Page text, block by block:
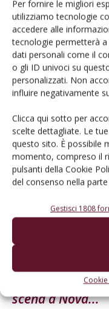
Per fornire le migliori
utilizziamo tecnologie
accedere alle
tecnologie permetterà
dati personali come il
o gli ID univoci su
personalizzati. Non
influire negativamente
Clicca qui sotto per
scelte dettagliate. Le
questo sito. È possibile
momento, compreso il
pulsanti della Cookie
del consenso nella
Gestisci 1808
RICERCA
Nova
DiLorenzo Tosi 18 Giugno 2019
Robot e
scena a Nova...